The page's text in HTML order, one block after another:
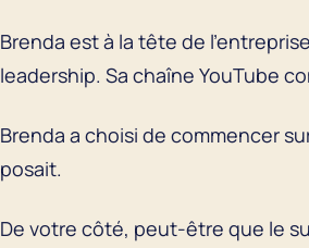
Brenda est à la tête de
leadership. Sa chaîne YouTube
Brenda a choisi de commencer
posait.
De votre côté, peut-être que le